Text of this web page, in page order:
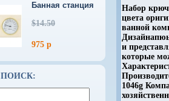
Банная станция
$14.50
975 р
ПОИСК:
Набор
цвета
ванной
и
которые
1046g